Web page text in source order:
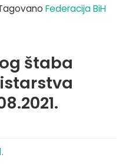
Federacija BiH
štaba